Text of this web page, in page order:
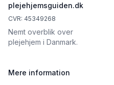
plejehjemsguiden.dk
CVR: 45349268
Nemt overblik over
plejehjem i Danmark.
Mere information